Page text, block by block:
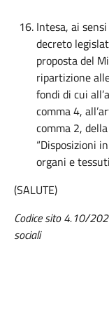
Intesa, ai
decreto
proposta del
ripartizione
fondi di cui
comma 4,
comma 2,
“Disposizioni
organi e
(SALUTE)
Codice sito 4.10/
sociali